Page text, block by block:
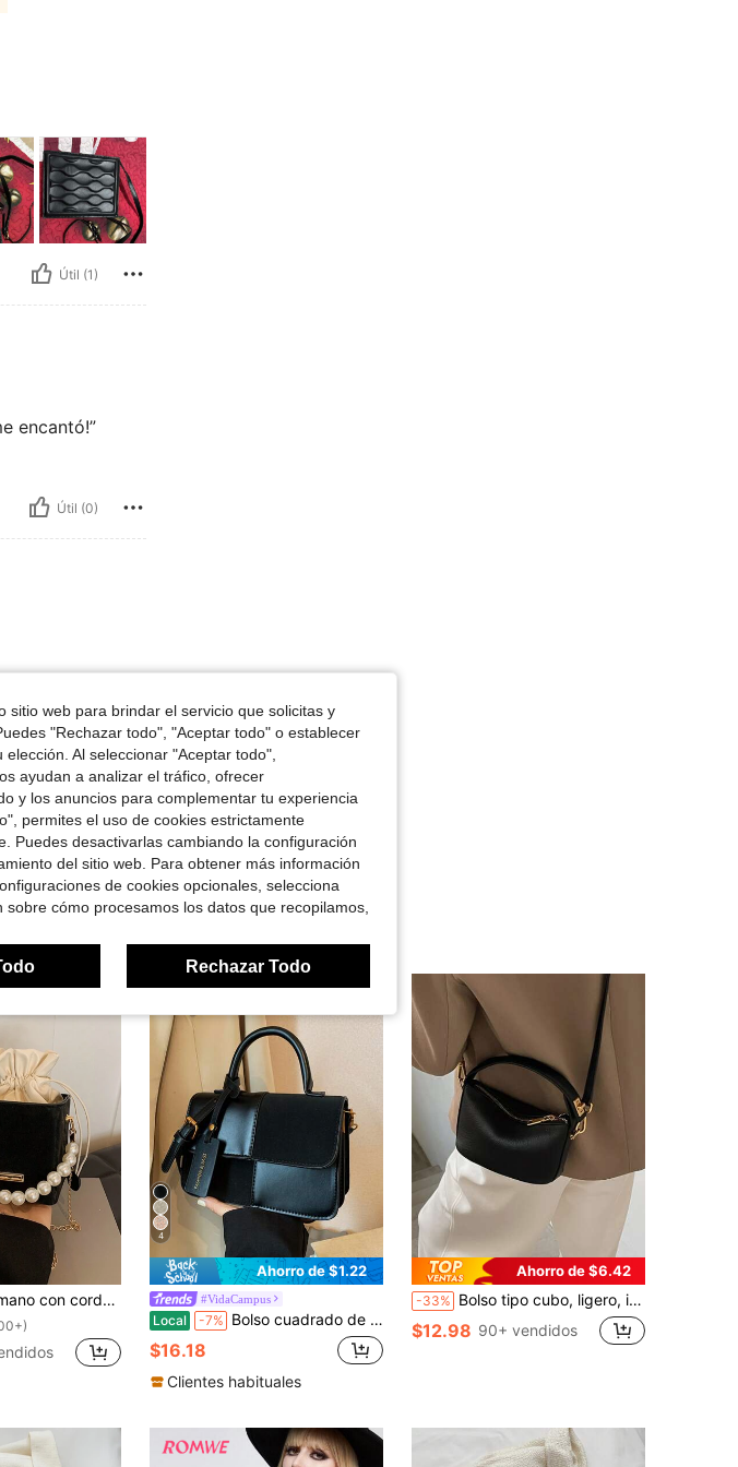
Útil (1)
encantó!”
Útil (0)
Útil (0)
con pliegues, bolso de mano con cordón de moda
4
Ahorro de $1.22
#VidaCampus
Local -7% Bolso cuadrado de mujer con diseño de patchwork a cuadros bicolor, con estilo fashionable, elegante y minimalista, de correa cruzada, color negro
$16.18
Clientes habituales
Ahorro de $6.42
-33% Bolso tipo cubo, ligero, informal, de negocios, con cierre giratorio y asa superior, para adolescentes, niñas, mujeres, estudiantes universitarios, novatos y trabajadores administrativos, perfecto para la oficina, la universidad, el trabajo, los negocios, los desplazamientos, al aire libre, los viajes, las excursiones
$12.98 90+ vendidos
sitio web para brindar el servicio que solicitas y
"Rechazar todo", "Aceptar todo" o establecer
Al seleccionar "Aceptar todo",
ayudan a analizar el tráfico, ofrecer
y los anuncios para complementar tu experiencia
permites el uso de cookies estrictamente
Puedes desactivarlas cambiando la configuración
del sitio web. Para obtener más información
de cookies opcionales, selecciona
cómo procesamos los datos que recopilamos,
Rechazar Todo